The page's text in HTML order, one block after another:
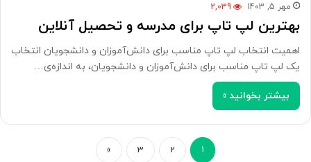
مهر 5, 1403 2,039
بهترین لپ تاپ برای مدرسه و تحصیل آنلاین
اهمیت انتخاب لپ تاپ مناسب برای دانش‌آموزان و دانشجویان انتخاب
یک لپ تاپ مناسب برای دانش‌آموزان و دانشجویان، به اندازه‌ی…
بیشتر بخوانید »
1
2
3
»